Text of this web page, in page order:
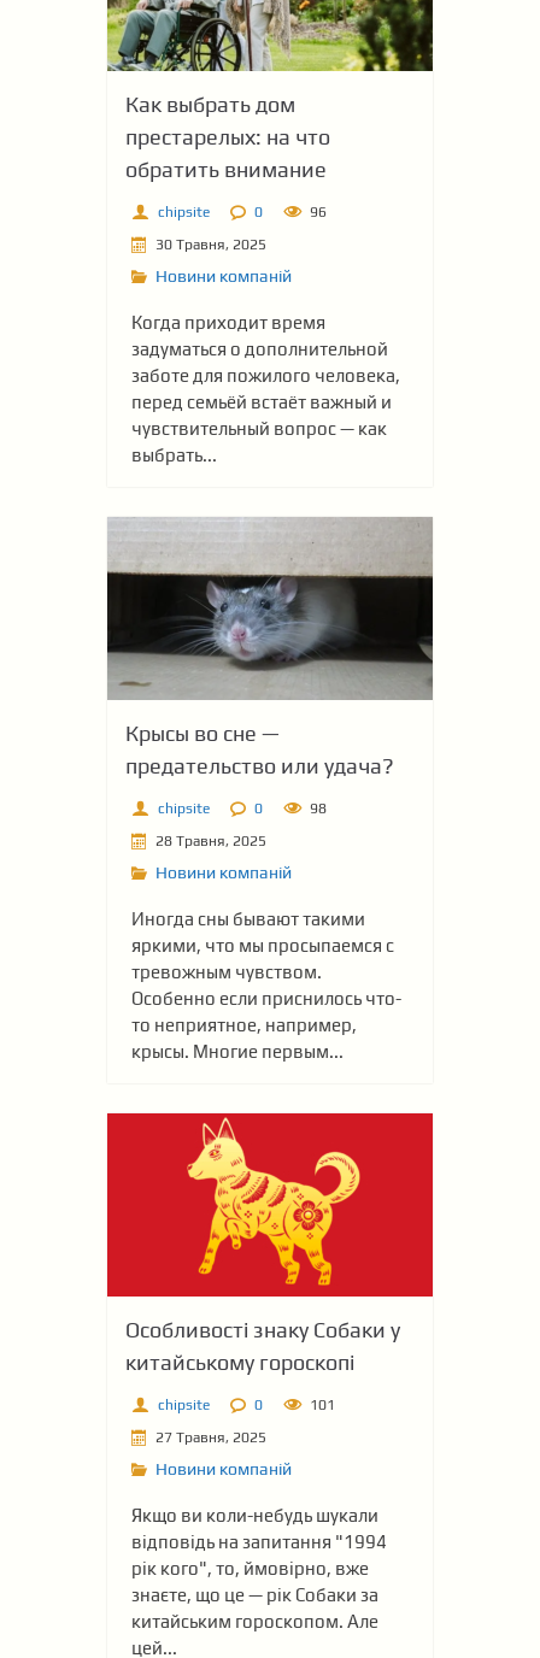
Как выбрать дом
престарелых: на что
обратить внимание
chipsite 0
96
30 Травня, 2025
Новини компаній
Когда приходит время
задуматься о дополнительной
заботе для пожилого человека,
перед семьёй встаёт важный и
чувствительный вопрос — как
выбрать...
Крысы во сне —
предательство или удача?
chipsite 0
98
28 Травня, 2025
Новини компаній
Иногда сны бывают такими
яркими, что мы просыпаемся с
тревожным чувством.
Особенно если приснилось что-
то неприятное, например,
крысы. Многие первым...
Особливості знаку Собаки у
китайському гороскопі
chipsite 0
101
27 Травня, 2025
Новини компаній
Якщо ви коли-небудь шукали
відповідь на запитання "1994
рік кого", то, ймовірно, вже
знаєте, що це — рік Собаки за
китайським гороскопом. Але
цей...